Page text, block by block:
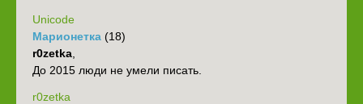
Unicode
Марионетка (18)
r0zetka
До 2015 люди не умели писать.
r0zetka